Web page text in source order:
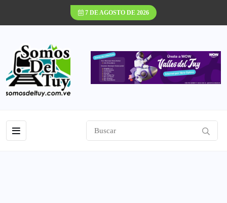
7 DE AGOSTO DE 2026